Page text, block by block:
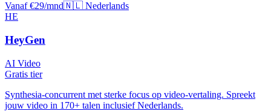
Vanaf €29/mnd🇳🇱 Nederlands
HE
HeyGen
AI Video
Gratis tier
Synthesia-concurrent met sterke focus op video-vertaling. Spreekt
jouw video in 170+ talen inclusief Nederlands.